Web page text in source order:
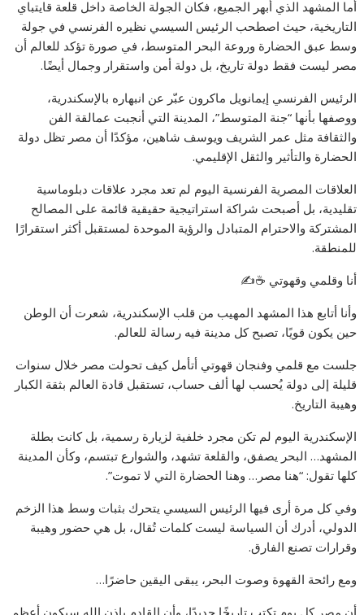
أما المشهد الذي أبهر الجميع، فكان الجولة الخاصة داخل قلعة قايتباي
التاريخية، حيث اصطحب الرئيس السيسي نظيره الفرنسي في جولة
وسط عبق الحضارة وروعة البحر المتوسط، في صورة تؤكد للعالم أن
مصر ليست فقط دولة تاريخ، بل دولة أمن واستقرار وجمال أيضًا.
الرئيس الفرنسي إيمانويل ماكرون عبّر عن انبهاره بالإسكندرية،
ووصفها بأنها “جنة المتوسط”، المدينة التي أنجبت عمالقة الفن
والثقافة مثل عمر الشريف ويوسف شاهين، مؤكدًا أن مصر تظل دولة
الحضارة والتأثير والثقل الإقليمي.
العلاقات المصرية الفرنسية اليوم لم تعد مجرد علاقات دبلوماسية
تقليدية، بل أصبحت شراكة استراتيجية حقيقية قائمة على المصالح
المشتركة والاحترام المتبادل والرؤية الموحدة لمستقبل أكثر استقرارًا
للمنطقة.
أنا وقلمي وقهوتي ☕✍️
وأنا أتابع هذا المشهد المهيب من قلب الإسكندرية، شعرت أن الوطن
حين يكون قويًا، تصبح كل مدينة فيه رسالة للعالم.
جلست مع قلمي وفنجان قهوتي أتأمل كيف تحولت مصر خلال سنوات
قليلة إلى دولة يُحسب لها ألف حساب، تستقبل قادة العالم بثقة الكبار
وهيبة التاريخ.
الإسكندرية اليوم لم تكن مجرد خلفية لزيارة رسمية، بل كانت بطلة
المشهد… البحر يصفق، والقلعة تشهد، والشوارع تبتسم، وكأن المدينة
كلها تقول: “هنا مصر… وهنا الحضارة التي لا تموت”.
وفي كل مرة أرى فيها الرئيس السيسي يتحرك بثبات وسط هذا الزخم
الدولي، أدرك أن السياسة ليست كلمات تُقال، بل هي حضور وهيبة
وقرارات تصنع الفارق.
ومع رائحة القهوة وصوت البحر، يبقى اليقين حاضرًا…
أن مصر كل يوم تكتب تاريخًا جديدًا، وأن القادم بإذن الله سيكون أعظم.